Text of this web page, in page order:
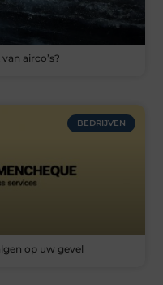
airco’s?
BEDRIJVEN
op uw gevel